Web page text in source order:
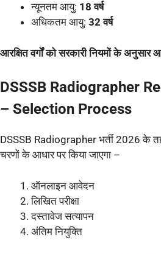
न्यूनतम आयु: 18 वर्ष
अधिकतम आयु: 32 वर्ष
आरक्षित वर्गों को सरकारी नियमों के अनुसार
DSSSB Radiographer
– Selection Process
DSSSB Radiographer भर्ती 2026 के
चरणों के आधार पर किया जाएगा –
ऑनलाइन आवेदन
लिखित परीक्षा
दस्तावेज सत्यापन
अंतिम नियुक्ति